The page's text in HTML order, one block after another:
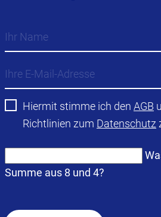
Hiermit stimme ich den AGB
Richtlinien zum Datenschutz
Summe aus 8 und 4?